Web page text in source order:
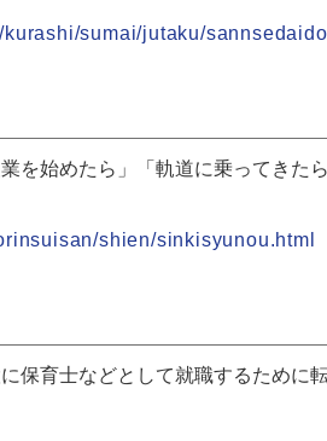
sumai/jutaku/
を始めたら」「軌道に乗ってきた
shien/sinkisyunou.html
保育士などとして就職するために